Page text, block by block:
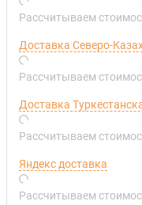
Рассчитываем
Доставка Северо-
Рассчитываем
Доставка
Рассчитываем
Яндекс доставка
Рассчитываем